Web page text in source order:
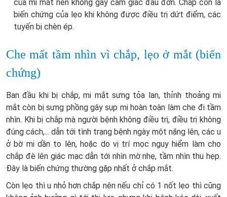
của mi mắt nên không gây cảm giác đau đớn. Chắp còn là
biến chứng của lẹo khi không được điều trị dứt điểm, các
tuyến bị chèn ép.
Che mất tầm nhìn vì chắp, lẹo ở mắt (biến
chứng)
Ban đầu khi bị chắp, mi mắt sưng tỏa lan, thỉnh thoảng mi
mắt còn bị sưng phồng gây sụp mi hoàn toàn làm che đi tầm
nhìn. Khi bị chắp mà người bệnh không điều trị, điều trị không
đúng cách,... dẫn tới tình trạng bệnh ngày một nặng lên, các u
ở bờ mi dần to lên, hoặc do vị trí mọc nguy hiểm làm cho
chắp đè lên giác mạc dẫn tới nhìn mờ nhẹ, tầm nhìn thu hẹp.
Đây là biến chứng thường gặp nhất ở chắp mắt.
Còn lẹo thì u nhỏ hơn chắp nên nếu chỉ có 1 nốt lẹo thì cũng